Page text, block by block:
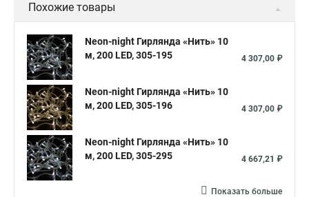
Похожие товары
Neon-night Гирлянда «Нить» 10
м, 200 LED, 305-195
4 307,00 ₽
Neon-night Гирлянда «Нить» 10
м, 200 LED, 305-196
4 307,00 ₽
Neon-night Гирлянда «Нить» 10
м, 200 LED, 305-295
4 667,21 ₽
Показать больше